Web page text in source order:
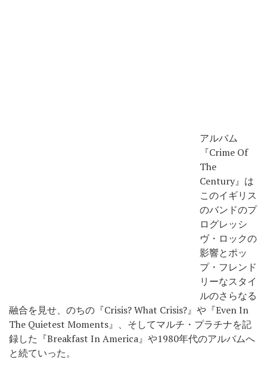
アルバム
『Crime Of
The
Century』は
このイギリス
のバンドのプ
ログレッシ
ヴ・ロックの
影響とポッ
プ・フレンド
リーなスタイ
ルのさらなる
融合を見せ、のちの『Crisis? What Crisis?』や『Even In
The Quietest Moments』、そしてマルチ・プラチナを記
録した『Breakfast In America』や1980年代のアルバムへ
と続ていった。